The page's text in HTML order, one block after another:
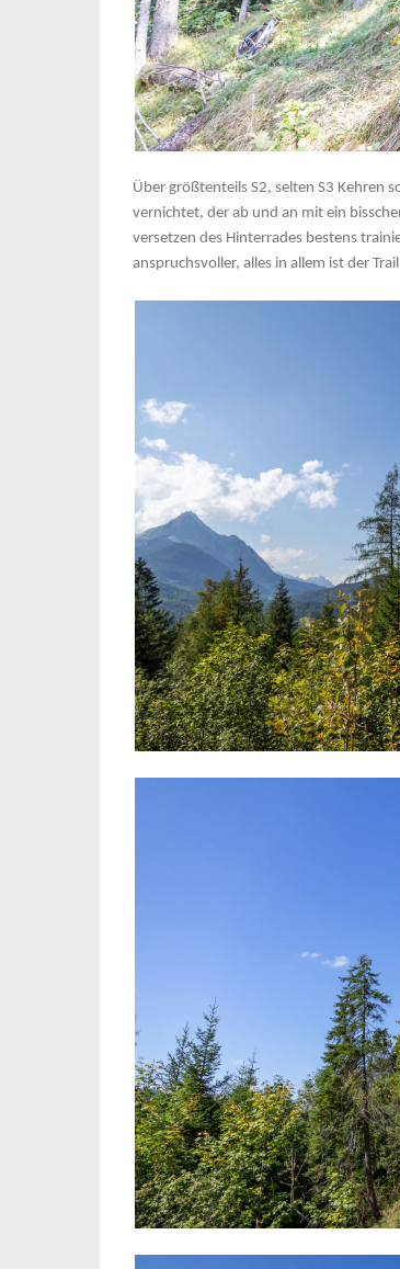
Über größtenteils S2, selten S3 Kehren
vernichtet, der ab und an mit ein
versetzen des Hinterrades bestens
anspruchsvoller, alles in allem ist der